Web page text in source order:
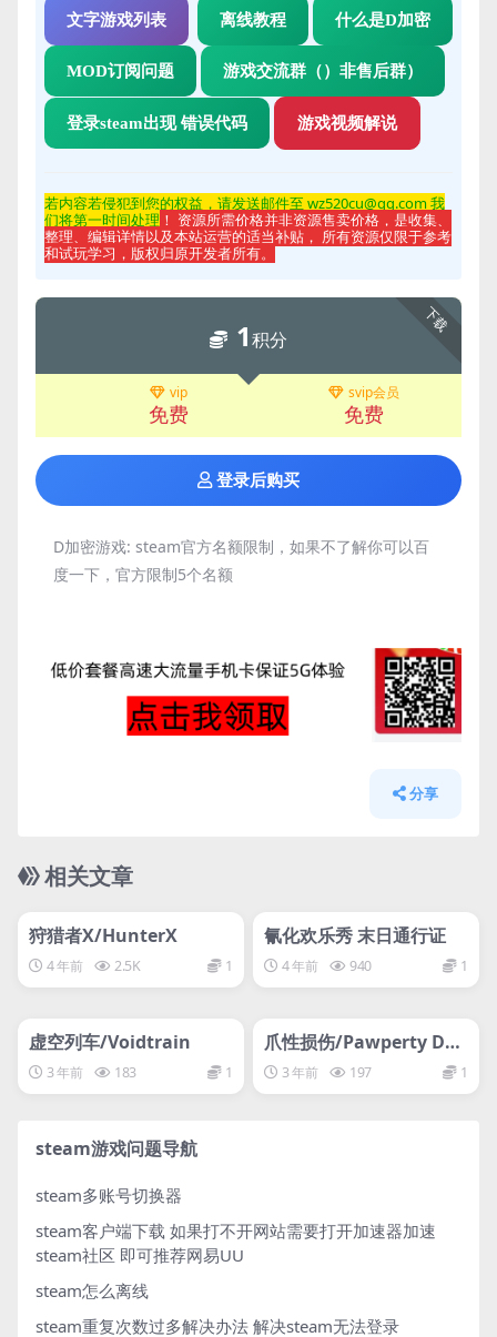
文字游戏列表 离线教程 什么是D加密
MOD订阅问题 游戏交流群（）非售后群）
登录steam出现 错误代码 游戏视频解说
若内容若侵犯到您的权益，请发送邮件至 wz520cu@qq.com 我
们将第一时间处理 ！ 资源所需价格并非资源售卖价格，是收集、
整理、编辑详情以及本站运营的适当补贴， 所有资源仅限于参考
和试玩学习，版权归原开发者所有。
下载
1积分
vip
免费
svip会员
免费
登录后购买
D加密游戏: steam官方名额限制，如果不了解你可以百
度一下，官方限制5个名额
分享
相关文章
网盘下载游戏
狩猎者X/HunterX
4 年前 2.5K 1
网盘下载游戏
氰化欢乐秀 末日通行证
4 年前 940 1
网盘下载游戏
虚空列车/Voidtrain
3 年前 183 1
网盘下载游戏
爪性损伤/Pawperty Da
mage
3 年前 197 1
steam游戏问题导航
steam多账号切换器
steam客户端下载 如果打不开网站需要打开加速器加速
steam社区 即可推荐网易UU
steam怎么离线
steam重复次数过多解决办法 解决steam无法登录